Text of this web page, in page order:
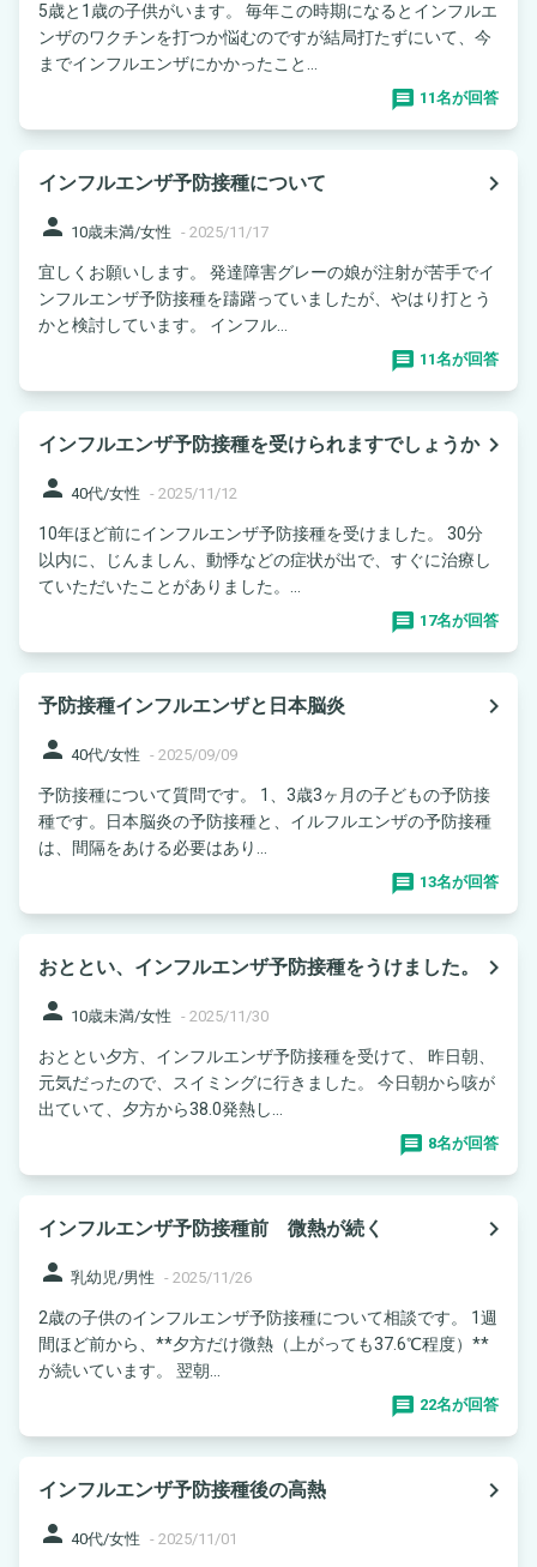
5歳と1歳の子供がいます。 毎年この時期になるとインフルエ
ンザのワクチンを打つか悩むのですが結局打たずにいて、今
までインフルエンザにかかったこと...
11名が回答
インフルエンザ予防接種について
navigate_next
person 10歳未満/女性 - 2025/11/17
宜しくお願いします。 発達障害グレーの娘が注射が苦手でイ
ンフルエンザ予防接種を躊躇っていましたが、やはり打とう
かと検討しています。 インフル...
11名が回答
インフルエンザ予防接種を受けられますでしょうかnavigate_next
person 40代/女性 - 2025/11/12
10年ほど前にインフルエンザ予防接種を受けました。 30分
以内に、じんましん、動悸などの症状が出で、すぐに治療し
ていただいたことがありました。...
17名が回答
予防接種インフルエンザと日本脳炎
navigate_next
person 40代/女性 - 2025/09/09
予防接種について質問です。 1、3歳3ヶ月の子どもの予防接
種です。日本脳炎の予防接種と、イルフルエンザの予防接種
は、間隔をあける必要はあり...
13名が回答
おととい、インフルエンザ予防接種をうけました。
navigate_next
person 10歳未満/女性 - 2025/11/30
おととい夕方、インフルエンザ予防接種を受けて、 昨日朝、
元気だったので、スイミングに行きました。 今日朝から咳が
出ていて、夕方から38.0発熱し...
8名が回答
インフルエンザ予防接種前 微熱が続く
navigate_next
person 乳幼児/男性 - 2025/11/26
2歳の子供のインフルエンザ予防接種について相談です。 1週
間ほど前から、**夕方だけ微熱（上がっても37.6℃程度）**
が続いています。 翌朝...
22名が回答
インフルエンザ予防接種後の高熱
navigate_next
person 40代/女性 - 2025/11/01